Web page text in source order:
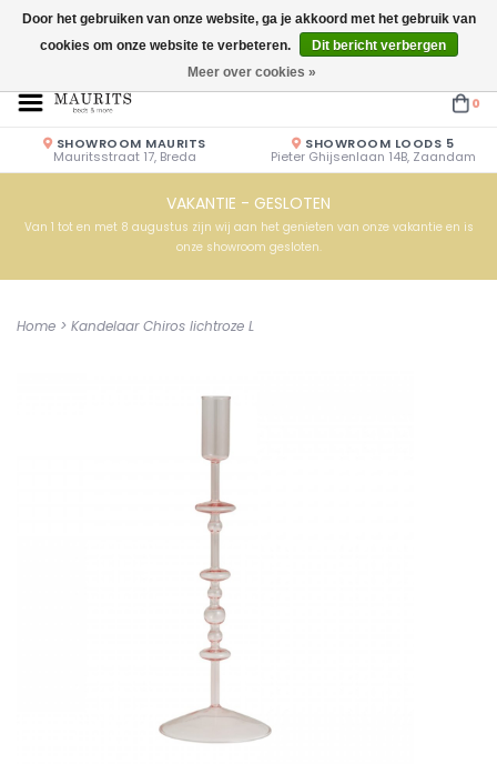
Openingstijden: Vrijdag & Zaterdag 10.00u - 17.00u of op afspraak!
0
SHOWROOM MAURITS
Mauritsstraat 17, Breda
SHOWROOM LOODS 5
Pieter Ghijsenlaan 14B, Zaandam
VAKANTIE - GESLOTEN
Van 1 tot en met 8 augustus zijn wij aan het genieten van onze vakantie en is
onze showroom gesloten.
Home > Kandelaar Chiros lichtroze L
Door het gebruiken van onze website, ga je akkoord met het gebruik van
cookies om onze website te verbeteren.
Dit bericht verbergen
Meer over cookies »